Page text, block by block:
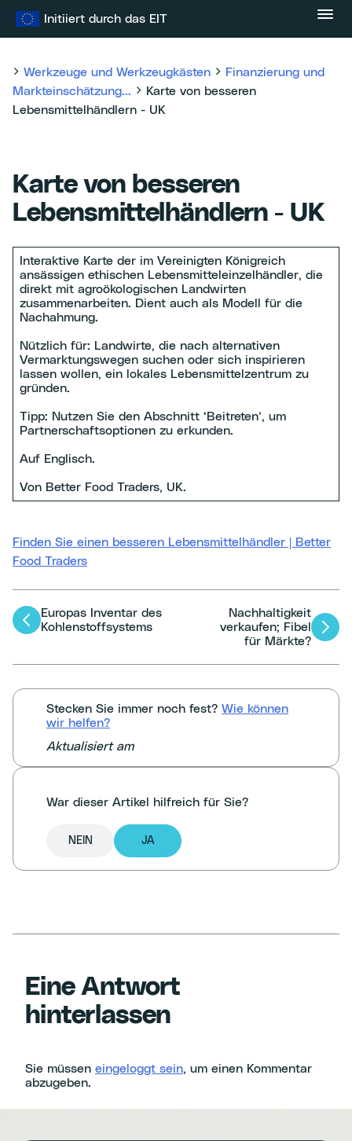
Inhalt
Initiiert durch das EIT
Werkzeuge und Werkzeugkästen
Finanzierung und
Markteinschätzung...
Karte von besseren
Lebensmittelhändlern - UK
Karte von besseren
Lebensmittelhändlern - UK
Interaktive Karte der im Vereinigten Königreich
ansässigen ethischen Lebensmitteleinzelhändler, die
direkt mit agroökologischen Landwirten
zusammenarbeiten. Dient auch als Modell für die
Nachahmung.
Nützlich für: Landwirte, die nach alternativen
Vermarktungswegen suchen oder sich inspirieren
lassen wollen, ein lokales Lebensmittelzentrum zu
gründen.
Tipp: Nutzen Sie den Abschnitt ‘Beitreten’, um
Partnerschaftsoptionen zu erkunden.
Auf Englisch.
Von Better Food Traders, UK.
Finden Sie einen besseren Lebensmittelhändler | Better
Food Traders
Artikel-
Navigation
Europas Inventar des
Kohlenstoffsystems
Nachhaltigkeit
verkaufen; Fibel
für Märkte?
Stecken Sie immer noch fest? Wie können
wir helfen?
Aktualisiert am
War dieser Artikel hilfreich für Sie?
NEIN JA
Eine Antwort
hinterlassen
Sie müssen eingeloggt sein, um einen Kommentar
abzugeben.